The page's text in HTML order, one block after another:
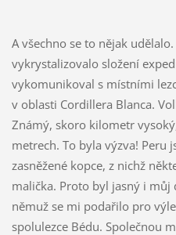
A všechno se to nějak
vykrystalizovalo složení
vykomunikoval s místními
v oblasti Cordillera Blanca.
Známý, skoro kilometr
metrech. To byla výzva! Peru
zasněžené kopce, z nichž
malička. Proto byl jasný i můj
němuž se mi podařilo pro
spolulezce Bédu. Společnou